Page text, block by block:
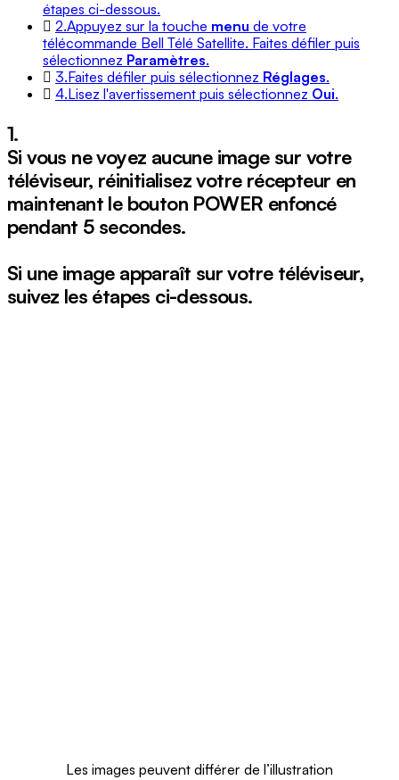
étapes ci-dessous.
2.Appuyez sur la touche menu de votre
télécommande Bell Télé Satellite. Faites défiler puis
sélectionnez Paramètres.
3.Faites défiler puis sélectionnez Réglages.
4.Lisez l'avertissement puis sélectionnez Oui.
1.
Si vous ne voyez aucune image sur votre
téléviseur, réinitialisez votre récepteur en
maintenant le bouton POWER enfoncé
pendant 5 secondes.
Si une image apparaît sur votre téléviseur,
suivez les étapes ci-dessous.
Les images peuvent différer de l’illustration